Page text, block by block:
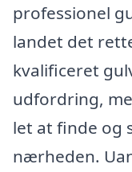
professionel
landet det
kvalificeret
udfordring,
let at finde og
nærheden.